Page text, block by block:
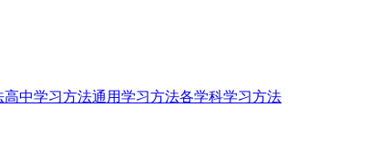
高中学习方法通用学习方法各学科学习方法